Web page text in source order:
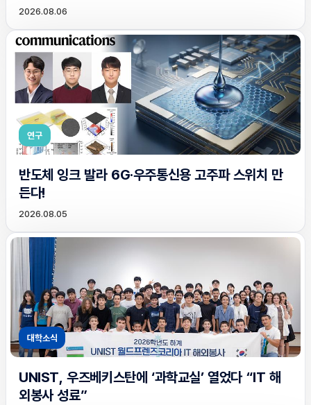
2026.08.06
연구
반도체 잉크 발라 6G·우주통신용 고주파 스위치 만
든다!
2026.08.05
대학소식
UNIST, 우즈베키스탄에 ‘과학교실’ 열었다 “IT 해
외봉사 성료”